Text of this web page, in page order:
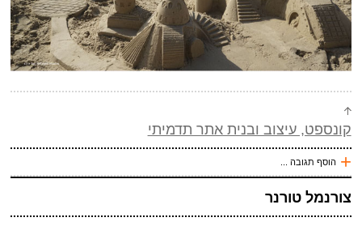
קונספט, עיצוב ובנית אתר תדמיתי
+ הוסף תגובה ...
עכשיו אני !
צורנמל טורנר